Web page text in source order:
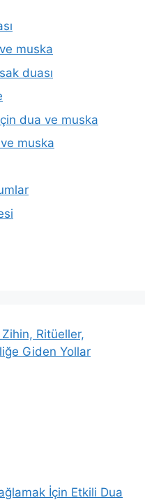
muska
duası
dua ve muska
muska
Zihin, Ritüeller,
Giden Yollar
İçin Etkili Dua